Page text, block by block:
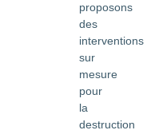
proposons
des
interventions
sur
mesure
pour
la
destruction